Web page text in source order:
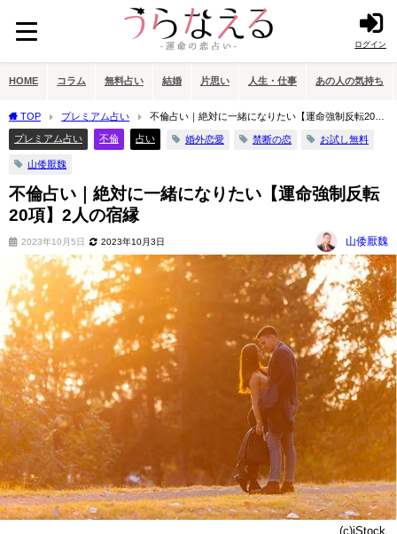
ログイン
HOME コラム 無料占い 結婚 片思い 人生・仕事 あの人の気持ち
TOP プレミアム占い
不倫占い｜絶対に一緒になりたい【運命強制反転20
項】2人の宿縁
プレミアム占い 不倫 占い 婚外恋愛 禁断の恋 お試し無料
山倭厭魏
不倫占い｜絶対に一緒になりたい【運命強制反転
20項】2人の宿縁
2023年10月5日 2023年10月3日 山倭厭魏
(c)iStock